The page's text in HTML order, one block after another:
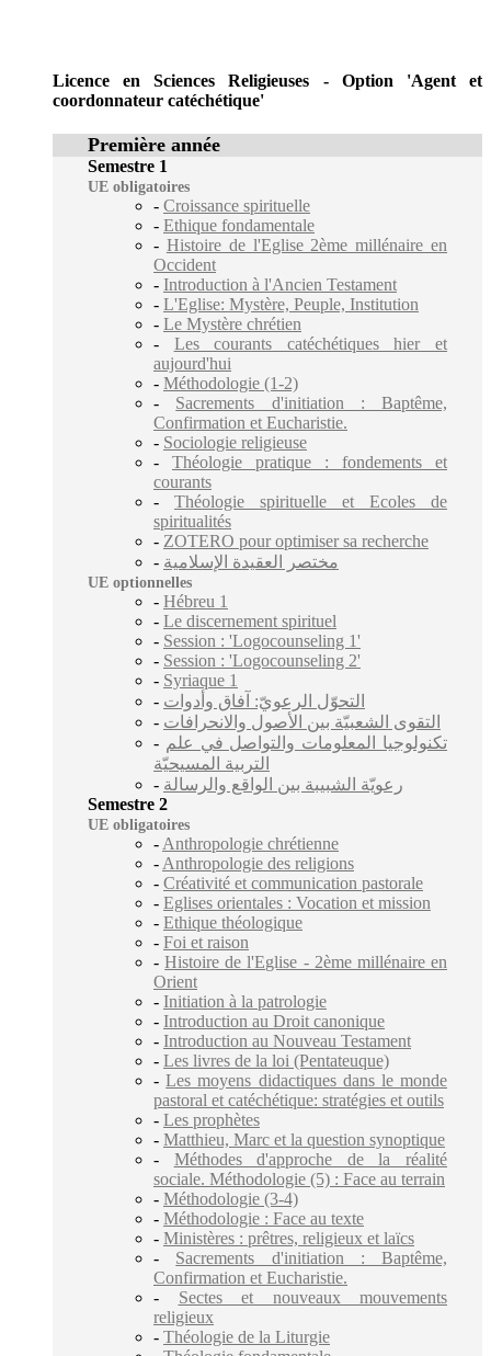
Licence en Sciences Religieuses - Option 'Agent et
coordonnateur catéchétique'
Première année
Semestre 1
UE obligatoires
- Croissance spirituelle
- Ethique fondamentale
- Histoire de l'Eglise 2ème millénaire en
Occident
- Introduction à l'Ancien Testament
- L'Eglise: Mystère, Peuple, Institution
- Le Mystère chrétien
- Les courants catéchétiques hier et
aujourd'hui
- Méthodologie (1-2)
- Sacrements d'initiation : Baptême,
Confirmation et Eucharistie.
- Sociologie religieuse
- Théologie pratique : fondements et
courants
- Théologie spirituelle et Ecoles de
spiritualités
- ZOTERO pour optimiser sa recherche
- مختصر العقيدة الإسلامية
UE optionnelles
- Hébreu 1
- Le discernement spirituel
- Session : 'Logocounseling 1'
- Session : 'Logocounseling 2'
- Syriaque 1
- التحوّل الرعويّ: آفاق وأدوات
- التقوى الشعبيّة بين الأصول والانحرافات
- تكنولوجيا المعلومات والتواصل في علم
التربية المسيحيّة
- رعويّة الشبيبة بين الواقع والرسالة
Semestre 2
UE obligatoires
- Anthropologie chrétienne
- Anthropologie des religions
- Créativité et communication pastorale
- Eglises orientales : Vocation et mission
- Ethique théologique
- Foi et raison
-Histoire de l'Eglise - 2ème millénaire en
Orient
- Initiation à la patrologie
- Introduction au Droit canonique
- Introduction au Nouveau Testament
- Les livres de la loi (Pentateuque)
-Les moyens didactiques dans le monde
pastoral et catéchétique: stratégies et outils
- Les prophètes
- Matthieu, Marc et la question synoptique
- Méthodes d'approche de la réalité
sociale. Méthodologie (5) : Face au terrain
- Méthodologie (3-4)
- Méthodologie : Face au texte
- Ministères : prêtres, religieux et laïcs
- Sacrements d'initiation : Baptême,
Confirmation et Eucharistie.
- Sectes et nouveaux mouvements
religieux
- Théologie de la Liturgie